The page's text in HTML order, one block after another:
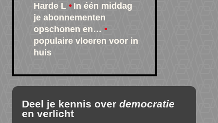
Harde L
In één middag
je abonnementen
opschonen en…
populaire vloeren voor in
huis
Deel je kennis over democratie
en verlicht